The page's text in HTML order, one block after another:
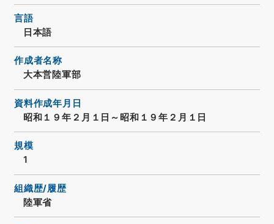
言語
日本語
作成者名称
大本営陸軍部
資料作成年月日
昭和１９年２月１日～昭和１９年２月１日
規模
1
組織歴/履歴
陸軍省